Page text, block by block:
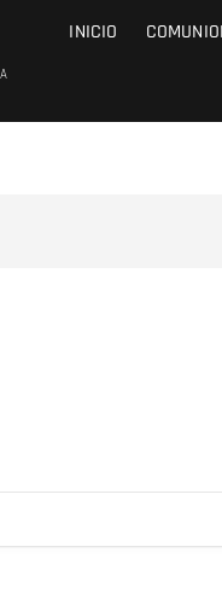
INICIO